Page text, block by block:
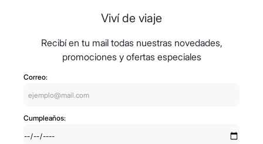
Viví de viaje
Recibí en tu mail todas nuestras novedades,
promociones y ofertas especiales
Correo:
Cumpleaños: